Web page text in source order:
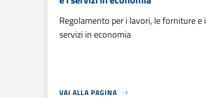
Regolamento per i lavori, le forniture e i
servizi in economia
VAI ALLA PAGINA